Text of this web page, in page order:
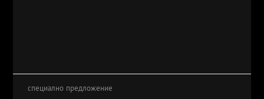
специално предложение